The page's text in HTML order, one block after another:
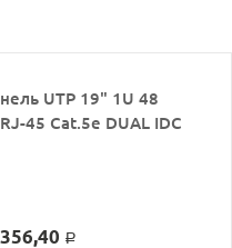
UTP 19" 1U 48
45 Cat.5e DUAL IDC
Р